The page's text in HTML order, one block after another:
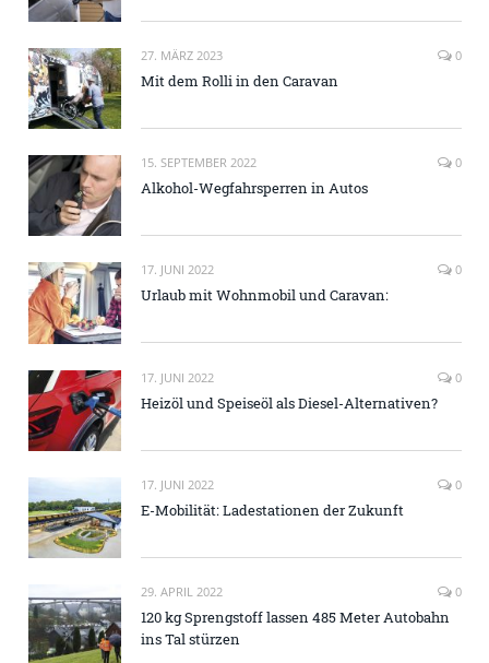
27. MÄRZ 2023 0
Mit dem Rolli in den Caravan
15. SEPTEMBER 2022 0
Alkohol-Wegfahrsperren in Autos
17. JUNI 2022 0
Urlaub mit Wohnmobil und Caravan:
17. JUNI 2022 0
Heizöl und Speiseöl als Diesel-Alternativen?
17. JUNI 2022 0
E-Mobilität: Ladestationen der Zukunft
29. APRIL 2022 0
120 kg Sprengstoff lassen 485 Meter Autobahn
ins Tal stürzen